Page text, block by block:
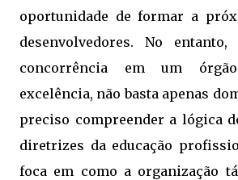
oportunidade de formar a
desenvolvedores. No
concorrência em um
excelência, não basta apenas
preciso compreender a lógica
diretrizes da educação
foca em como a organização